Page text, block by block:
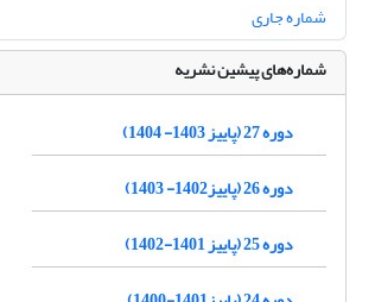
شماره جاری
شماره‌های پیشین نشریه
دوره 27 (پاییز 1403- 1404)
دوره 26 (پاییز1402- 1403)
دوره 25 (پاییز 1401-1402)